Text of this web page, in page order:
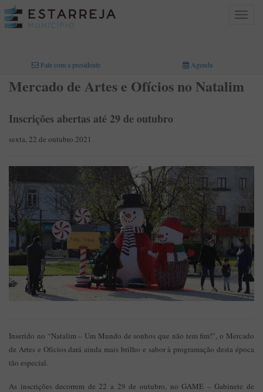
Toggle
Fale com a presidente Agenda
Mercado de Artes e Ofícios no Natalim
Inscrições abertas até 29 de outubro
sexta, 22 de outubro 2021
Inserido no “Natalim – Um Mundo de sonhos que não tem fim!”, o Mercado
de Artes e Ofícios dará ainda mais brilho e sabor à programação desta época
tão especial.
As inscrições decorrem de 22 a 29 de outubro, no GAME – Gabinete de